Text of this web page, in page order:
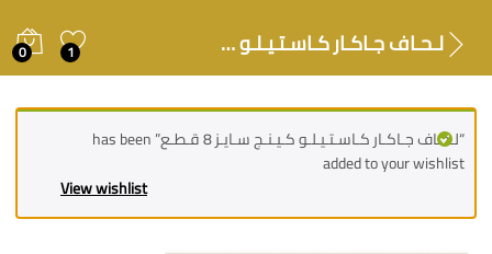
لـحـاف جـاكـار كـاسـتـيـلـو كـيـنـج سـايـز 8 قـطـع 1
0
View wishlist
“لـحـاف جـاكـار كـاسـتـيـلـو كـيـنـج سـايـز 8 قـطـع” has been
added to your wishlist